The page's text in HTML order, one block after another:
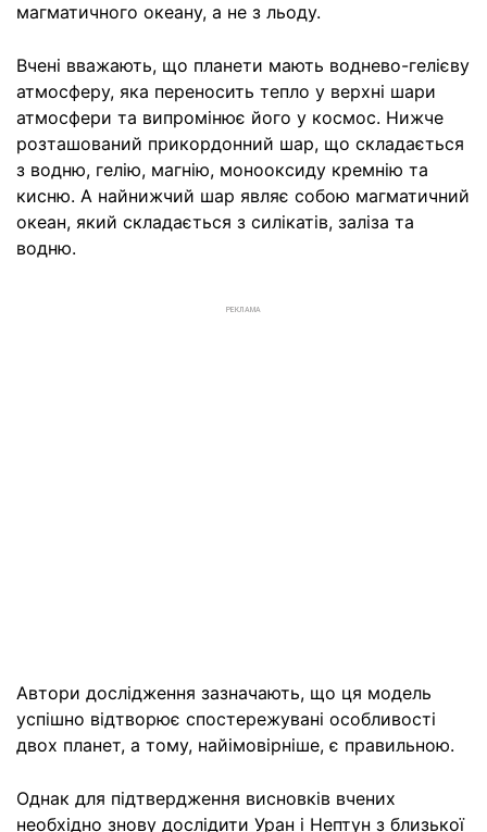
магматичного океану, а не з льоду.
Вчені вважають, що планети мають воднево-гелієву
атмосферу, яка переносить тепло у верхні шари
атмосфери та випромінює його у космос. Нижче
розташований прикордонний шар, що складається
з водню, гелію, магнію, монооксиду кремнію та
кисню. А найнижчий шар являє собою магматичний
океан, який складається з силікатів, заліза та
водню.
РЕКЛАМА
Автори дослідження зазначають, що ця модель
успішно відтворює спостережувані особливості
двох планет, а тому, найімовірніше, є правильною.
Однак для підтвердження висновків вчених
необхідно знову дослідити Уран і Нептун з близької